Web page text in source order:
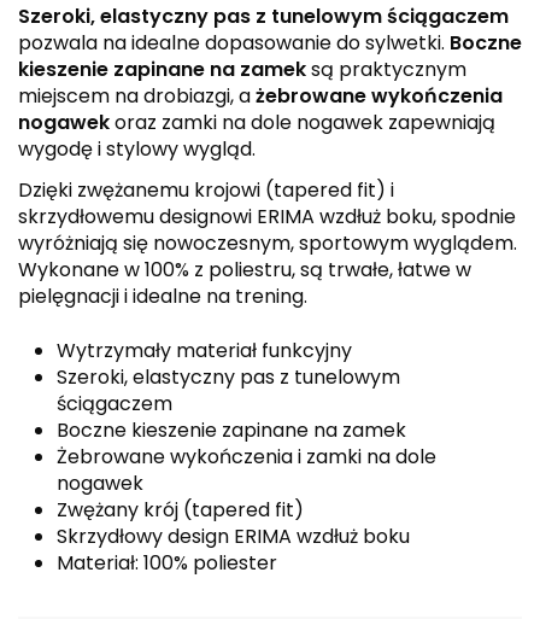
Szeroki, elastyczny pas z tunelowym ściągaczem
pozwala na idealne dopasowanie do sylwetki. Boczne
kieszenie zapinane na zameksą praktycznym
miejscem na drobiazgi, ażebrowane wykończenia
nogawekoraz zamki na dole nogawek zapewniają
wygodę i stylowy wygląd.
Dzięki zwężanemu krojowi (tapered fit) i
skrzydłowemu designowi ERIMA wzdłuż boku, spodnie
wyróżniają się nowoczesnym, sportowym wyglądem.
Wykonane w 100% z poliestru, są trwałe, łatwe w
pielęgnacji i idealne na trening.
Wytrzymały materiał funkcyjny
Szeroki, elastyczny pas z tunelowym
ściągaczem
Boczne kieszenie zapinane na zamek
Żebrowane wykończenia i zamki na dole
nogawek
Zwężany krój (tapered fit)
Skrzydłowy design ERIMA wzdłuż boku
Materiał: 100% poliester